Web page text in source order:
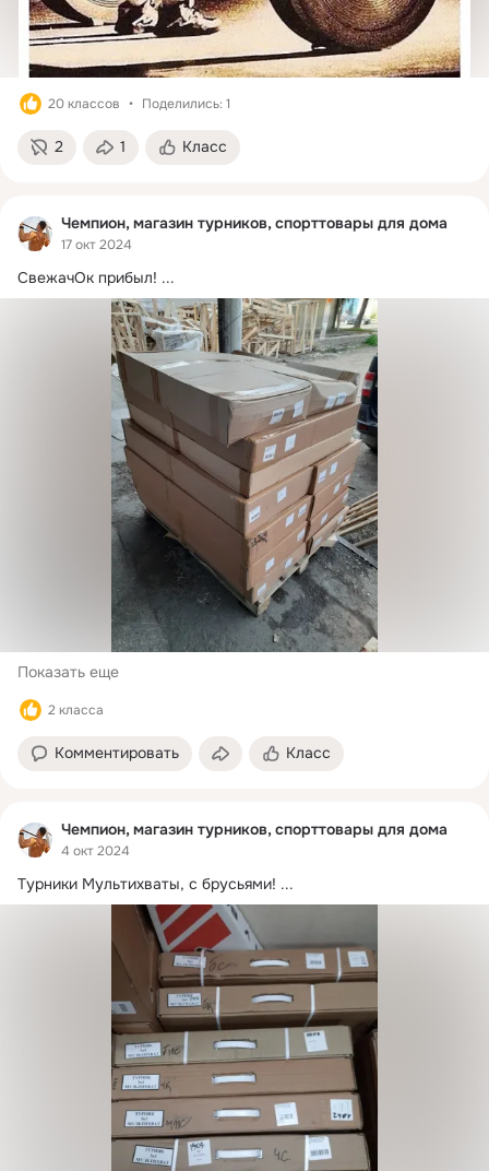
20 классов Поделились: 1
2 1 Класс
Чемпион, магазин турников, спорттовары для дома
17 окт 2024
СвежачОк прибыл! ...
Показать еще
2 класса
Комментировать Класс
Чемпион, магазин турников, спорттовары для дома
4 окт 2024
Турники Мультихваты, с брусьями! ...